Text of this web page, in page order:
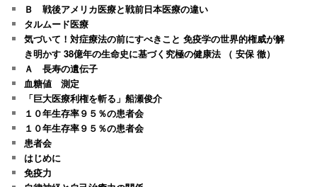
Ｂ 戦後アメリカ医療と戦前日本医療の違い
タルムード医療
気づいて！対症療法の前にすべきこと 免疫学の世界的権威が解
き明かす 38億年の生命史に基づく究極の健康法 （ 安保 徹）
Ａ 長寿の遺伝子
血糖値 測定
「巨大医療利権を斬る」船瀬俊介
１０年生存率９５％の患者会
１０年生存率９５％の患者会
患者会
はじめに
免疫力